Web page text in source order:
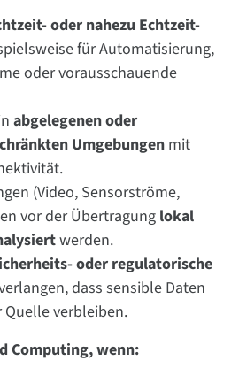
oder nahezu Echtzeit-
für Automatisierung,
oder vorausschauende
abgelegenen oder
Umgebungenmit
(Video, Sensorströme,
vor der Übertragung lokal
werden.
oder regulatorische
dass sensible Daten
Quelle verbleiben.
Computing, wenn: